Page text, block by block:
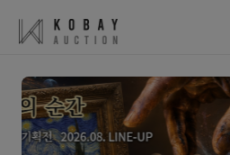
판매자 기획경매
명품엘피 Ⅻ